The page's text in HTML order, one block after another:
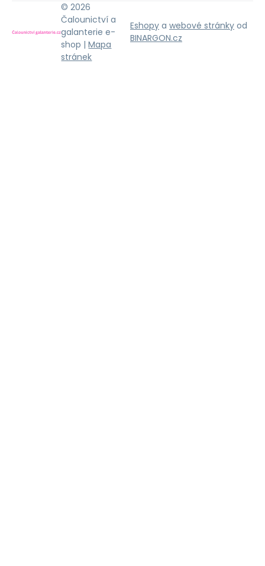
© 2026
Čalounictví a
galanterie e-
shop |Mapa
stránek
Eshopy a webové stránky od
BINARGON.cz